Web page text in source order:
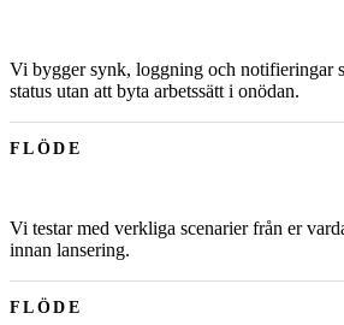
Vi bygger synk, loggning och notifieringar
status utan att byta arbetssätt i onödan.
FLÖDE
Vi testar med verkliga scenarier från er
innan lansering.
FLÖDE